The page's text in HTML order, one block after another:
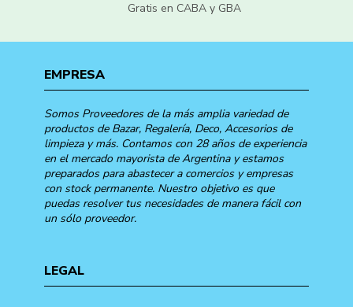
Gratis en CABA y GBA
EMPRESA
Somos Proveedores de la más amplia variedad de
productos de Bazar, Regalería, Deco, Accesorios de
limpieza y más. Contamos con 28 años de experiencia
en el mercado mayorista de Argentina y estamos
preparados para abastecer a comercios y empresas
con stock permanente. Nuestro objetivo es que
puedas resolver tus necesidades de manera fácil con
un sólo proveedor.
LEGAL